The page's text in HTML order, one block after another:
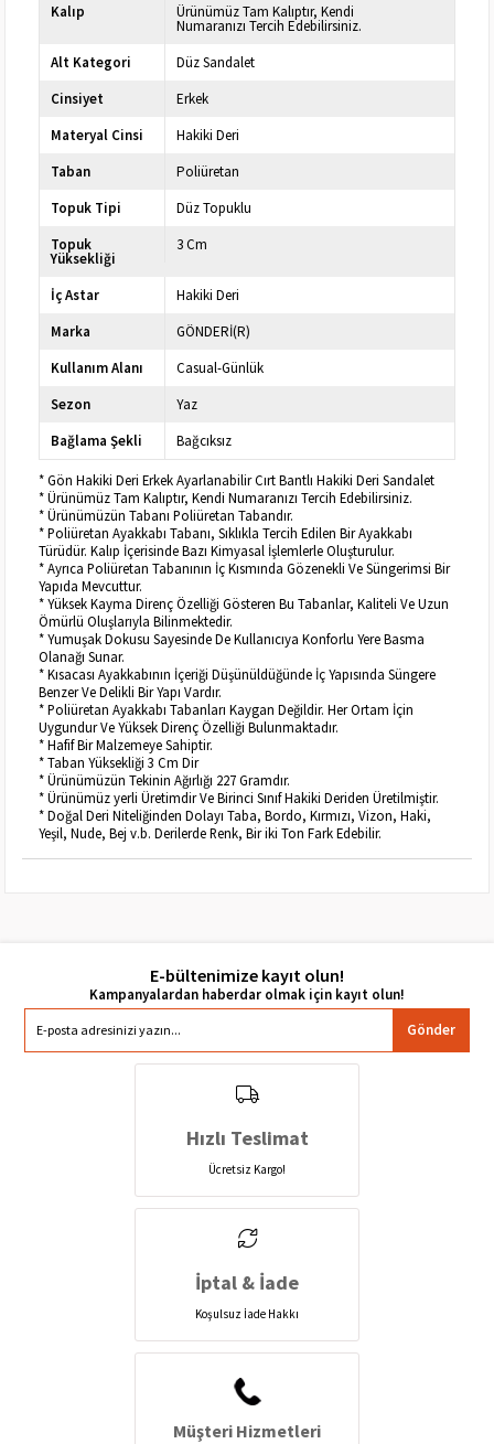
Kalıp
Ürünümüz Tam Kalıptır, Kendi
Numaranızı Tercih Edebilirsiniz.
Alt Kategori
Düz Sandalet
Cinsiyet
Erkek
Materyal Cinsi
Hakiki Deri
Taban
Poliüretan
Topuk Tipi
Düz Topuklu
Topuk
Yüksekliği
3 Cm
İç Astar
Hakiki Deri
Marka
GÖNDERİ(R)
Kullanım Alanı
Casual-Günlük
Sezon
Yaz
Bağlama Şekli
Bağcıksız
* Gön Hakiki Deri Erkek Ayarlanabilir Cırt Bantlı Hakiki Deri Sandalet
* Ürünümüz Tam Kalıptır, Kendi Numaranızı Tercih Edebilirsiniz.
* Ürünümüzün Tabanı Poliüretan Tabandır.
* Poliüretan Ayakkabı Tabanı, Sıklıkla Tercih Edilen Bir Ayakkabı
Türüdür. Kalıp İçerisinde Bazı Kimyasal İşlemlerle Oluşturulur.
* Ayrıca Poliüretan Tabanının İç Kısmında Gözenekli Ve Süngerimsi Bir
Yapıda Mevcuttur.
* Yüksek Kayma Direnç Özelliği Gösteren Bu Tabanlar, Kaliteli Ve Uzun
Ömürlü Oluşlarıyla Bilinmektedir.
* Yumuşak Dokusu Sayesinde De Kullanıcıya Konforlu Yere Basma
Olanağı Sunar.
* Kısacası Ayakkabının İçeriği Düşünüldüğünde İç Yapısında Süngere
Benzer Ve Delikli Bir Yapı Vardır.
* Poliüretan Ayakkabı Tabanları Kaygan Değildir. Her Ortam İçin
Uygundur Ve Yüksek Direnç Özelliği Bulunmaktadır.
* Hafif Bir Malzemeye Sahiptir.
* Taban Yüksekliği 3 Cm Dir
* Ürünümüzün Tekinin Ağırlığı 227 Gramdır.
* Ürünümüz yerli Üretimdir Ve Birinci Sınıf Hakiki Deriden Üretilmiştir.
* Doğal Deri Niteliğinden Dolayı Taba, Bordo, Kırmızı, Vizon, Haki,
Yeşil, Nude, Bej v.b. Derilerde Renk, Bir iki Ton Fark Edebilir.
E-bültenimize kayıt olun!
Gönder
Hızlı Teslimat
Ücretsiz Kargo!
İptal & İade
Koşulsuz İade Hakkı
Müşteri Hizmetleri